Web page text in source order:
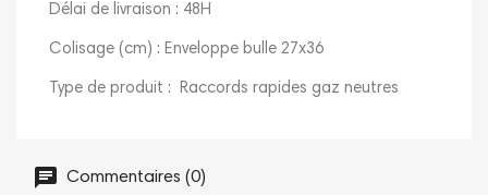
Délai de livraison : 48H
Colisage (cm) : Enveloppe bulle 27x36
Type de produit : Raccords rapides gaz neutres
Commentaires (0)